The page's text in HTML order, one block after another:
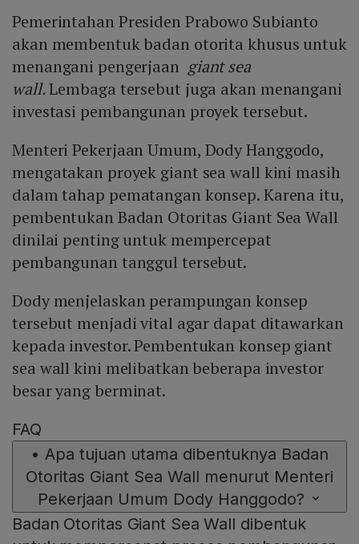
Pemerintahan Presiden Prabowo Subianto
akan membentuk badan otorita khusus untuk
menangani pengerjaan giant sea
wall.Lembaga tersebut juga akan menangani
investasi pembangunan proyek tersebut.
Menteri Pekerjaan Umum, Dody Hanggodo,
mengatakan proyek giant sea wall kini masih
dalam tahap pematangan konsep. Karena itu,
pembentukan Badan Otoritas Giant Sea Wall
dinilai penting untuk mempercepat
pembangunan tanggul tersebut.
Dody menjelaskan perampungan konsep
tersebut menjadi vital agar dapat ditawarkan
kepada investor. Pembentukan konsep giant
sea wall kini melibatkan beberapa investor
besar yang berminat.
FAQ
• Apa tujuan utama dibentuknya Badan
Otoritas Giant Sea Wall menurut Menteri
Pekerjaan Umum Dody Hanggodo?
Badan Otoritas Giant Sea Wall dibentuk